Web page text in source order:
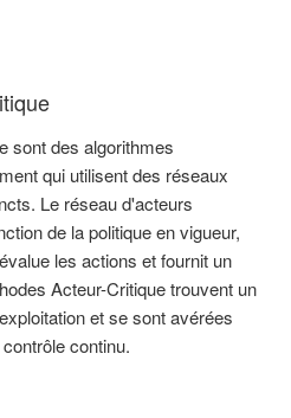
sont des algorithmes
qui utilisent des réseaux
Le réseau d'acteurs
de la politique en vigueur,
les actions et fournit un
Acteur-Critique trouvent un
et se sont avérées
continu.